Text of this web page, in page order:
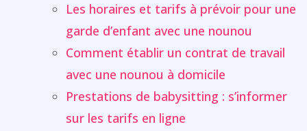
Les horaires et tarifs à prévoir pour une
garde d’enfant avec une nounou
Comment établir un contrat de travail
avec une nounou à domicile
Prestations de babysitting : s’informer
sur les tarifs en ligne